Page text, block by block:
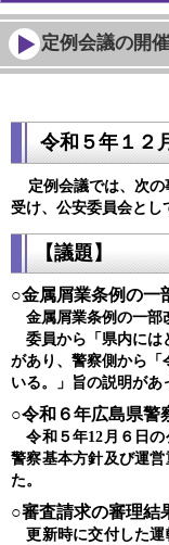
定例会議の開
令和５年１２
定例会議では、次の
受け、公安委員会とし
【議題】
○金属屑業条例の一
金属屑業条例の一部
委員から「県内には
があり、警察側から「
いる。」旨の説明があ
○令和６年広島県警
令和５年12月６日の
警察基本方針及び運
た。
○審査請求の審理結
更新時に交付した運